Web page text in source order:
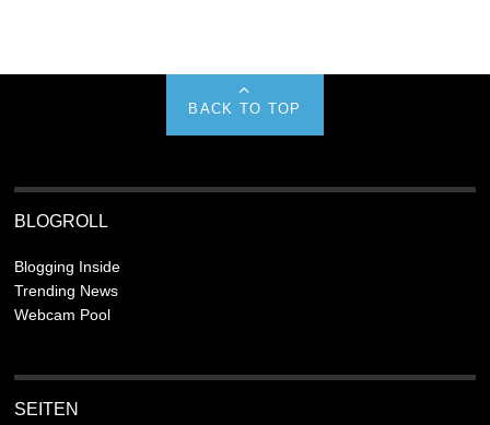
BACK TO TOP
BLOGROLL
Blogging Inside
Trending News
Webcam Pool
SEITEN